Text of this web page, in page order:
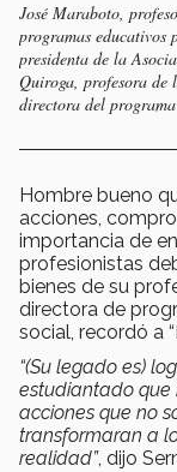
José Maraboto,
programas educativos
presidenta de la
Quiroga, profesora de
directora del
Hombre bueno
acciones,
importancia de
profesionistas
bienes de su
directora de
social, recordó a
“(Su legado es)
estudiantado que
acciones que no
transformaran a
realidad”, dijo